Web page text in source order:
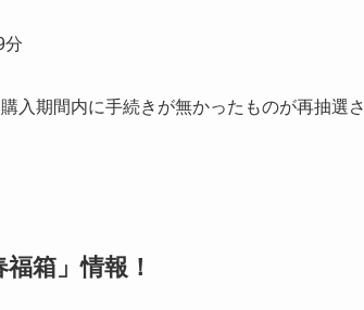
分
入期間内に手続きが無かったものが再抽選さ
箱」情報！